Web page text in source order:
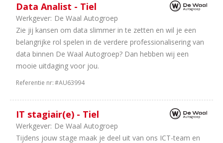
Personenauto's
Leasing
Schadeherstel
Tweewielers
Autoverhuur
Consultancy
uren
40
uur
Data Analist - Tiel
Werkgever: De Waal Autogroep
Zie jij kansen om data slimmer in te zetten en wil je een
belangrijke rol spelen in de verdere professionalisering van
data binnen De Waal Autogroep? Dan hebben wij een
mooie uitdaging voor jou.
Referentie nr:#AU63994
IT stagiair(e) - Tiel
Werkgever: De Waal Autogroep
Tijdens jouw stage maak je deel uit van ons ICT-team en